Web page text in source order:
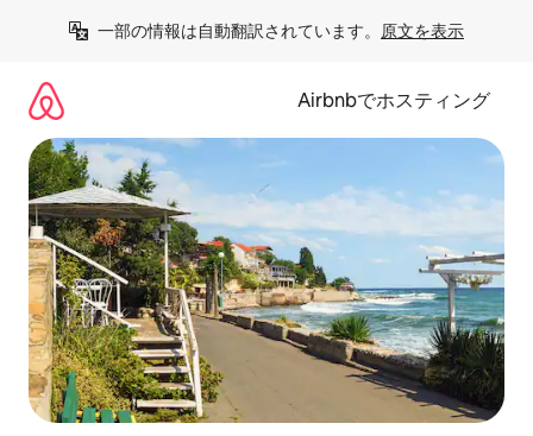
一部の情報は自動翻訳されています。 原文を表示
Airbnbでホスティング